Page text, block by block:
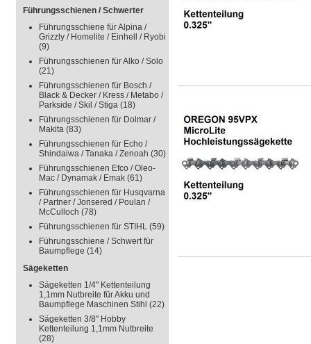
Führungsschienen / Schwerter
Führungsschiene für Alpina /
Grizzly / Homelite / Einhell / Ryobi
(9)
Führungsschienen für Alko / Solo
(21)
Führungsschienen für Bosch /
Black & Decker / Kress / Metabo /
Parkside / Skil / Stiga (18)
Führungsschienen für Dolmar /
Makita (83)
Führungsschienen für Echo /
Shindaiwa / Tanaka / Zenoah (30)
Führungsschienen Efco / Oleo-
Mac / Dynamak / Emak (61)
Führungsschienen für Husqvarna
/ Partner / Jonsered / Poulan /
McCulloch (78)
Führungsschienen für STIHL (59)
Führungsschiene / Schwert für
Baumpflege (14)
Sägeketten
Sägeketten 1/4" Kettenteilung
1,1mm Nutbreite für Akku und
Baumpflege Maschinen Stihl (22)
Sägeketten 3/8" Hobby
Kettenteilung 1,1mm Nutbreite
(28)